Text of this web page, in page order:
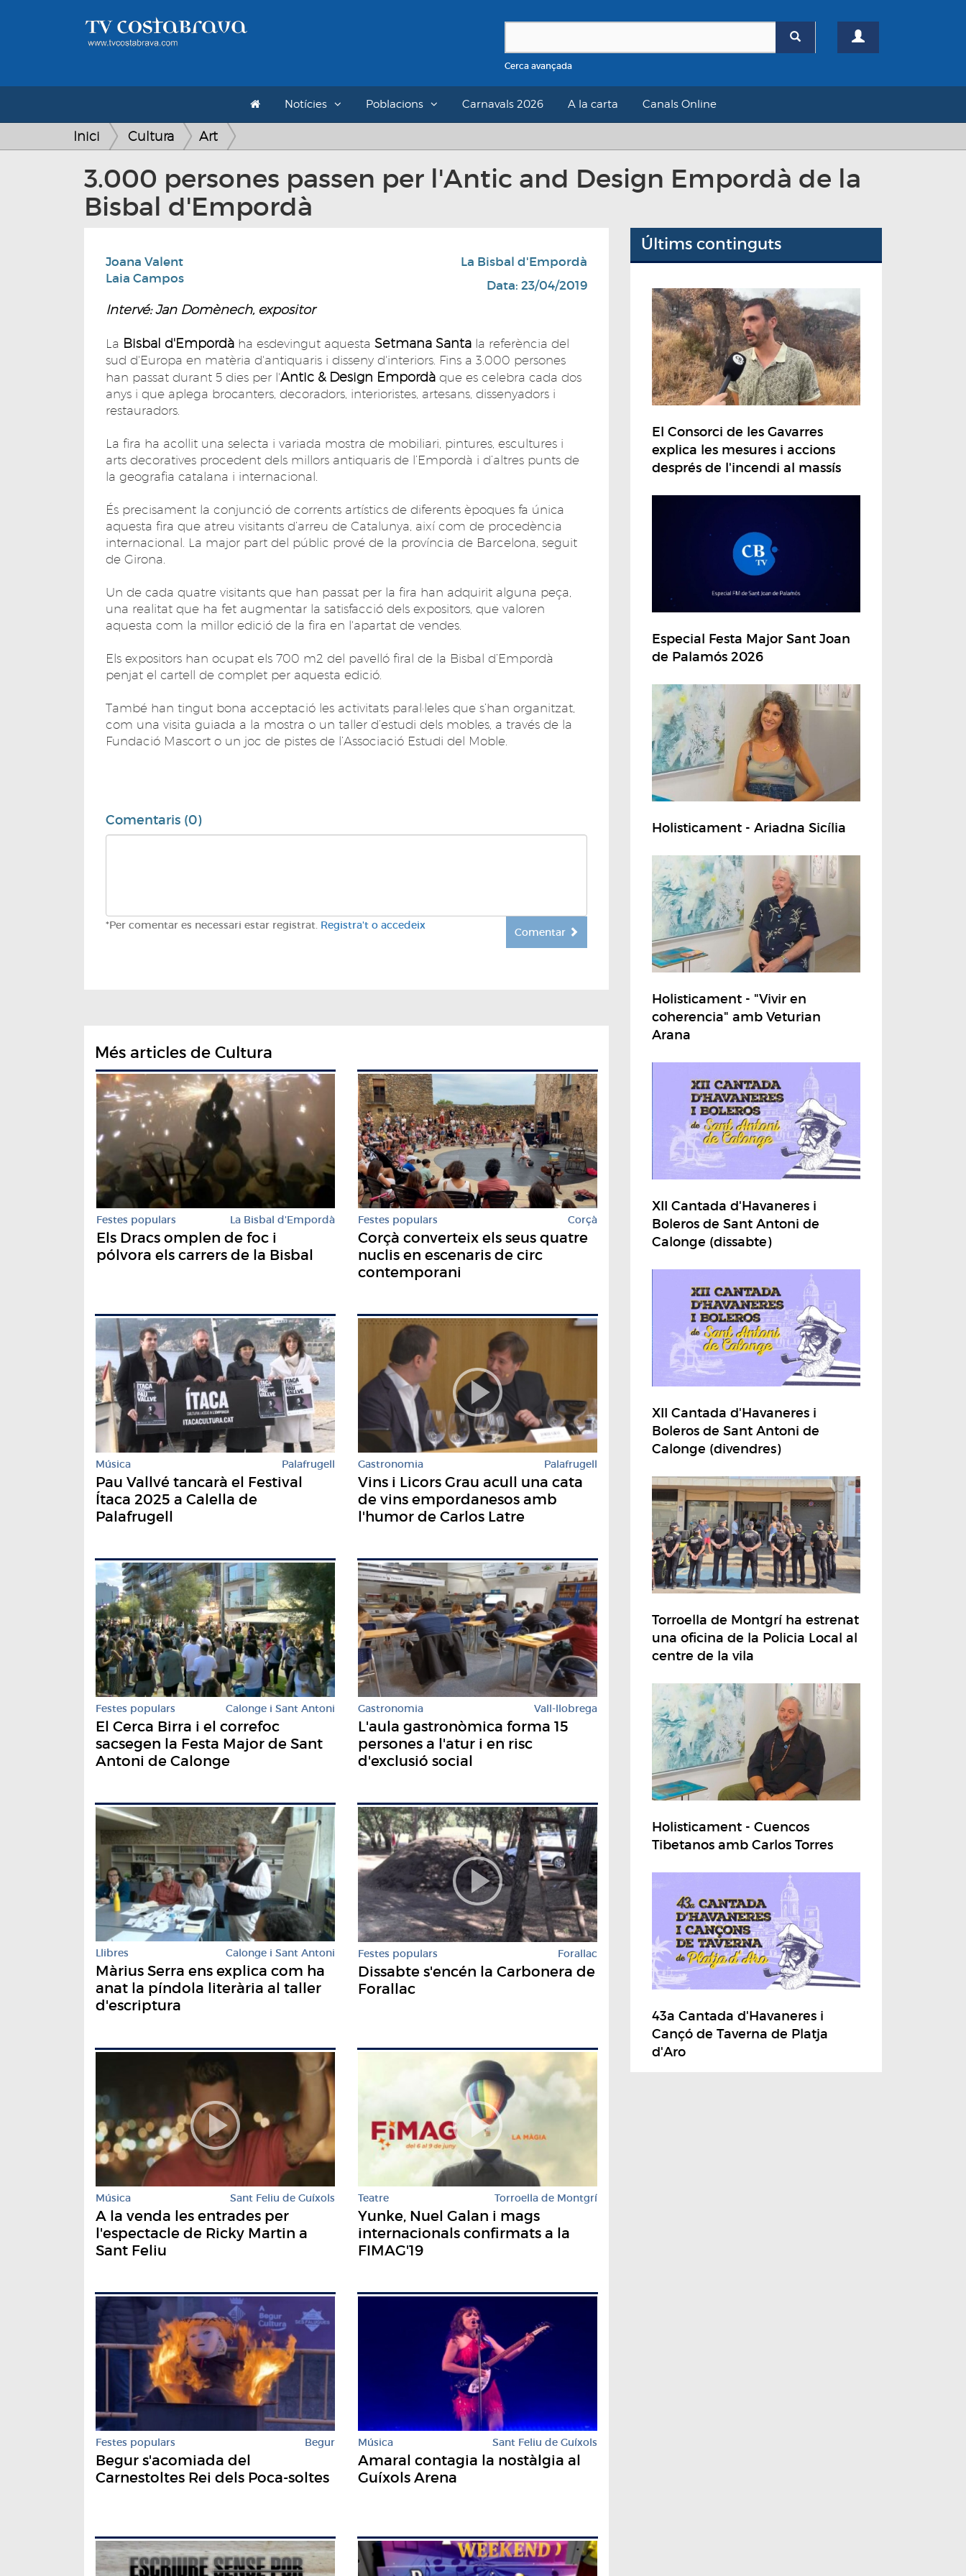
Cerca avançada
Notícies Poblacions Carnavals 2026 A la carta Canals Online
Inici Cultura Art
3.000 persones passen per l'Antic and Design Empordà de la
Bisbal d'Empordà
Joana Valent
Laia Campos
La Bisbal d'Empordà
Data: 23/04/2019
Intervé: Jan Domènech, expositor
La Bisbal d'Empordà ha esdevingut aquesta Setmana Santa la referència del
sud d'Europa en matèria d'antiquaris i disseny d'interiors. Fins a 3.000 persones
han passat durant 5 dies per l'Antic & Design Empordà que es celebra cada dos
anys i que aplega brocanters, decoradors, interioristes, artesans, dissenyadors i
restauradors.
La fira ha acollit una selecta i variada mostra de mobiliari, pintures, escultures i
arts decoratives procedent dels millors antiquaris de l’Empordà i d’altres punts de
la geografia catalana i internacional.
És precisament la conjunció de corrents artístics de diferents èpoques fa única
aquesta fira que atreu visitants d’arreu de Catalunya, així com de procedència
internacional. La major part del públic prové de la província de Barcelona, seguit
de Girona.
Un de cada quatre visitants que han passat per la fira han adquirit alguna peça,
una realitat que ha fet augmentar la satisfacció dels expositors, que valoren
aquesta com la millor edició de la fira en l'apartat de vendes.
Els expositors han ocupat els 700 m2 del pavelló firal de la Bisbal d’Empordà
penjat el cartell de complet per aquesta edició.
També han tingut bona acceptació les activitats paral·leles que s’han organitzat,
com una visita guiada a la mostra o un taller d’estudi dels mobles, a través de la
Fundació Mascort o un joc de pistes de l’Associació Estudi del Moble.
Comentaris (0)
*Per comentar es necessari estar registrat. Registra't o accedeix
Comentar
Més articles de Cultura
Festes populars La Bisbal d'Empordà
Els Dracs omplen de foc i
pólvora els carrers de la Bisbal
Festes populars Corçà
Corçà converteix els seus quatre
nuclis en escenaris de circ
contemporani
Música Palafrugell
Pau Vallvé tancarà el Festival
Ítaca 2025 a Calella de
Palafrugell
Gastronomia Palafrugell
Vins i Licors Grau acull una cata
de vins empordanesos amb
l'humor de Carlos Latre
Festes populars Calonge i Sant Antoni
El Cerca Birra i el correfoc
sacsegen la Festa Major de Sant
Antoni de Calonge
Gastronomia Vall-llobrega
L'aula gastronòmica forma 15
persones a l'atur i en risc
d'exclusió social
Llibres Calonge i Sant Antoni
Màrius Serra ens explica com ha
anat la píndola literària al taller
d'escriptura
Festes populars Forallac
Dissabte s'encén la Carbonera de
Forallac
Música Sant Feliu de Guíxols
A la venda les entrades per
l'espectacle de Ricky Martin a
Sant Feliu
Teatre Torroella de Montgrí
Yunke, Nuel Galan i mags
internacionals confirmats a la
FIMAG'19
Festes populars Begur
Begur s'acomiada del
Carnestoltes Rei dels Poca-soltes
Música Sant Feliu de Guíxols
Amaral contagia la nostàlgia al
Guíxols Arena
Últims continguts
El Consorci de les Gavarres
explica les mesures i accions
després de l'incendi al massís
Especial Festa Major Sant Joan
de Palamós 2026
Holisticament - Ariadna Sicília
Holisticament - "Vivir en
coherencia" amb Veturian
Arana
XII Cantada d'Havaneres i
Boleros de Sant Antoni de
Calonge (dissabte)
XII Cantada d'Havaneres i
Boleros de Sant Antoni de
Calonge (divendres)
Torroella de Montgrí ha estrenat
una oficina de la Policia Local al
centre de la vila
Holisticament - Cuencos
Tibetanos amb Carlos Torres
43a Cantada d'Havaneres i
Cançó de Taverna de Platja
d'Aro